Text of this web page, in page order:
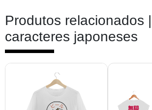
Produtos relacionados |
caracteres japoneses